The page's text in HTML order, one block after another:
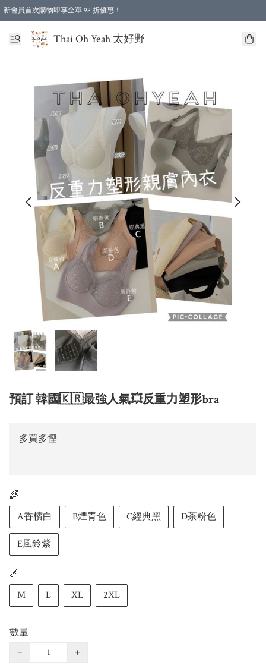
新會員首次購物即享全單 98 折優惠！
特選會員可享全單低至 96 折優惠！
Thai Oh Yeah 太好野
預訂 韓國🇰🇷最強人氣💥反重力塑形bra
多買多慳
🌈
A香檳白
B煙青色 C經典黑 D茶粉色
E風鈴紫
📏
M
L XL 2XL
數量
−
+